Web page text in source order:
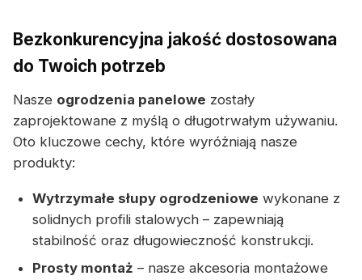
Bezkonkurencyjna jakość dostosowana
do Twoich potrzeb
Nasze ogrodzenia panelowe zostały
zaprojektowane z myślą o długotrwałym używaniu.
Oto kluczowe cechy, które wyróżniają nasze
produkty:
Wytrzymałe słupy ogrodzeniowe wykonane z
solidnych profili stalowych – zapewniają
stabilność oraz długowieczność konstrukcji.
Prosty montaż – nasze akcesoria montażowe